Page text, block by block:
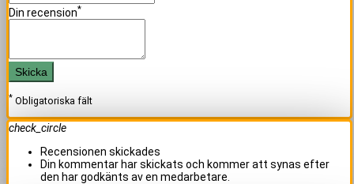
Din recension*
Skicka
* Obligatoriska fält
check_circle
Recensionen skickades
Din kommentar har skickats och kommer att synas efter
den har godkänts av en medarbetare.